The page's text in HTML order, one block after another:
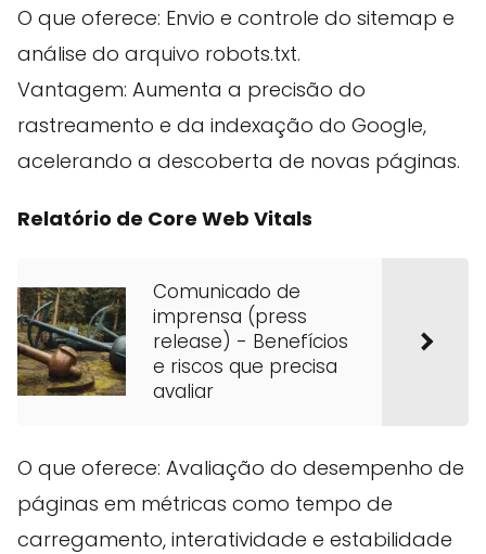
O que oferece: Envio e controle do sitemap e
análise do arquivo robots.txt.
Vantagem: Aumenta a precisão do
rastreamento e da indexação do Google,
acelerando a descoberta de novas páginas.
Relatório de Core Web Vitals
Comunicado de
imprensa (press
release) - Benefícios
e riscos que precisa
avaliar
O que oferece: Avaliação do desempenho de
páginas em métricas como tempo de
carregamento, interatividade e estabilidade